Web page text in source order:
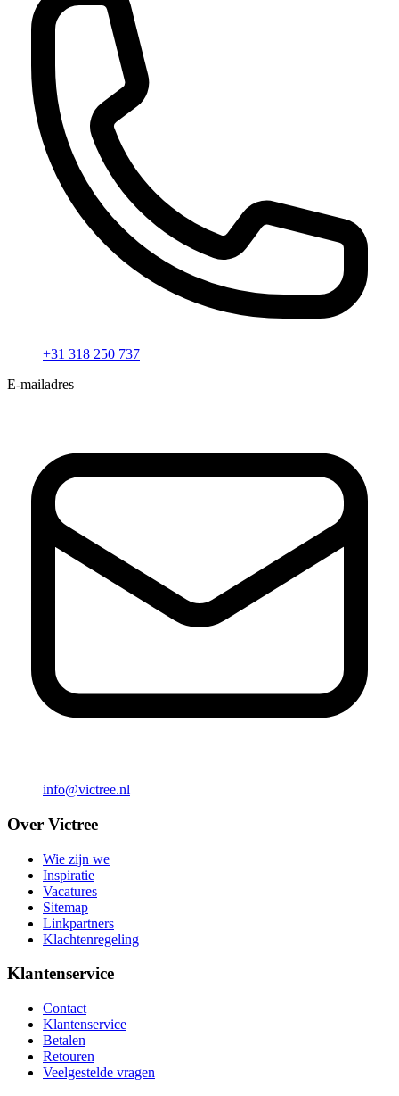
+31 318 250 737
E-mailadres
info@victree.nl
Over Victree
Wie zijn we
Inspiratie
Vacatures
Sitemap
Linkpartners
Klachtenregeling
Klantenservice
Contact
Klantenservice
Betalen
Retouren
Veelgestelde vragen